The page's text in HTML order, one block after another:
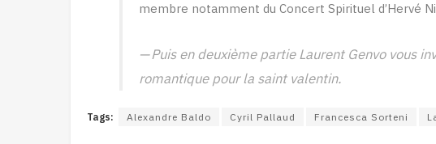
membre notamment du Concert Spirituel d’Hervé
Puis en deuxième partie Laurent Genvo vous
romantique pour la saint valentin.
Tags: Alexandre Baldo Cyril Pallaud Francesca Sorteni